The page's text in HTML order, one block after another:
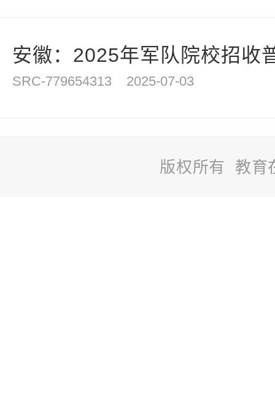
安徽：2025年军队院校招收
SRC-779654313 2025-07-03
版权所有 教育